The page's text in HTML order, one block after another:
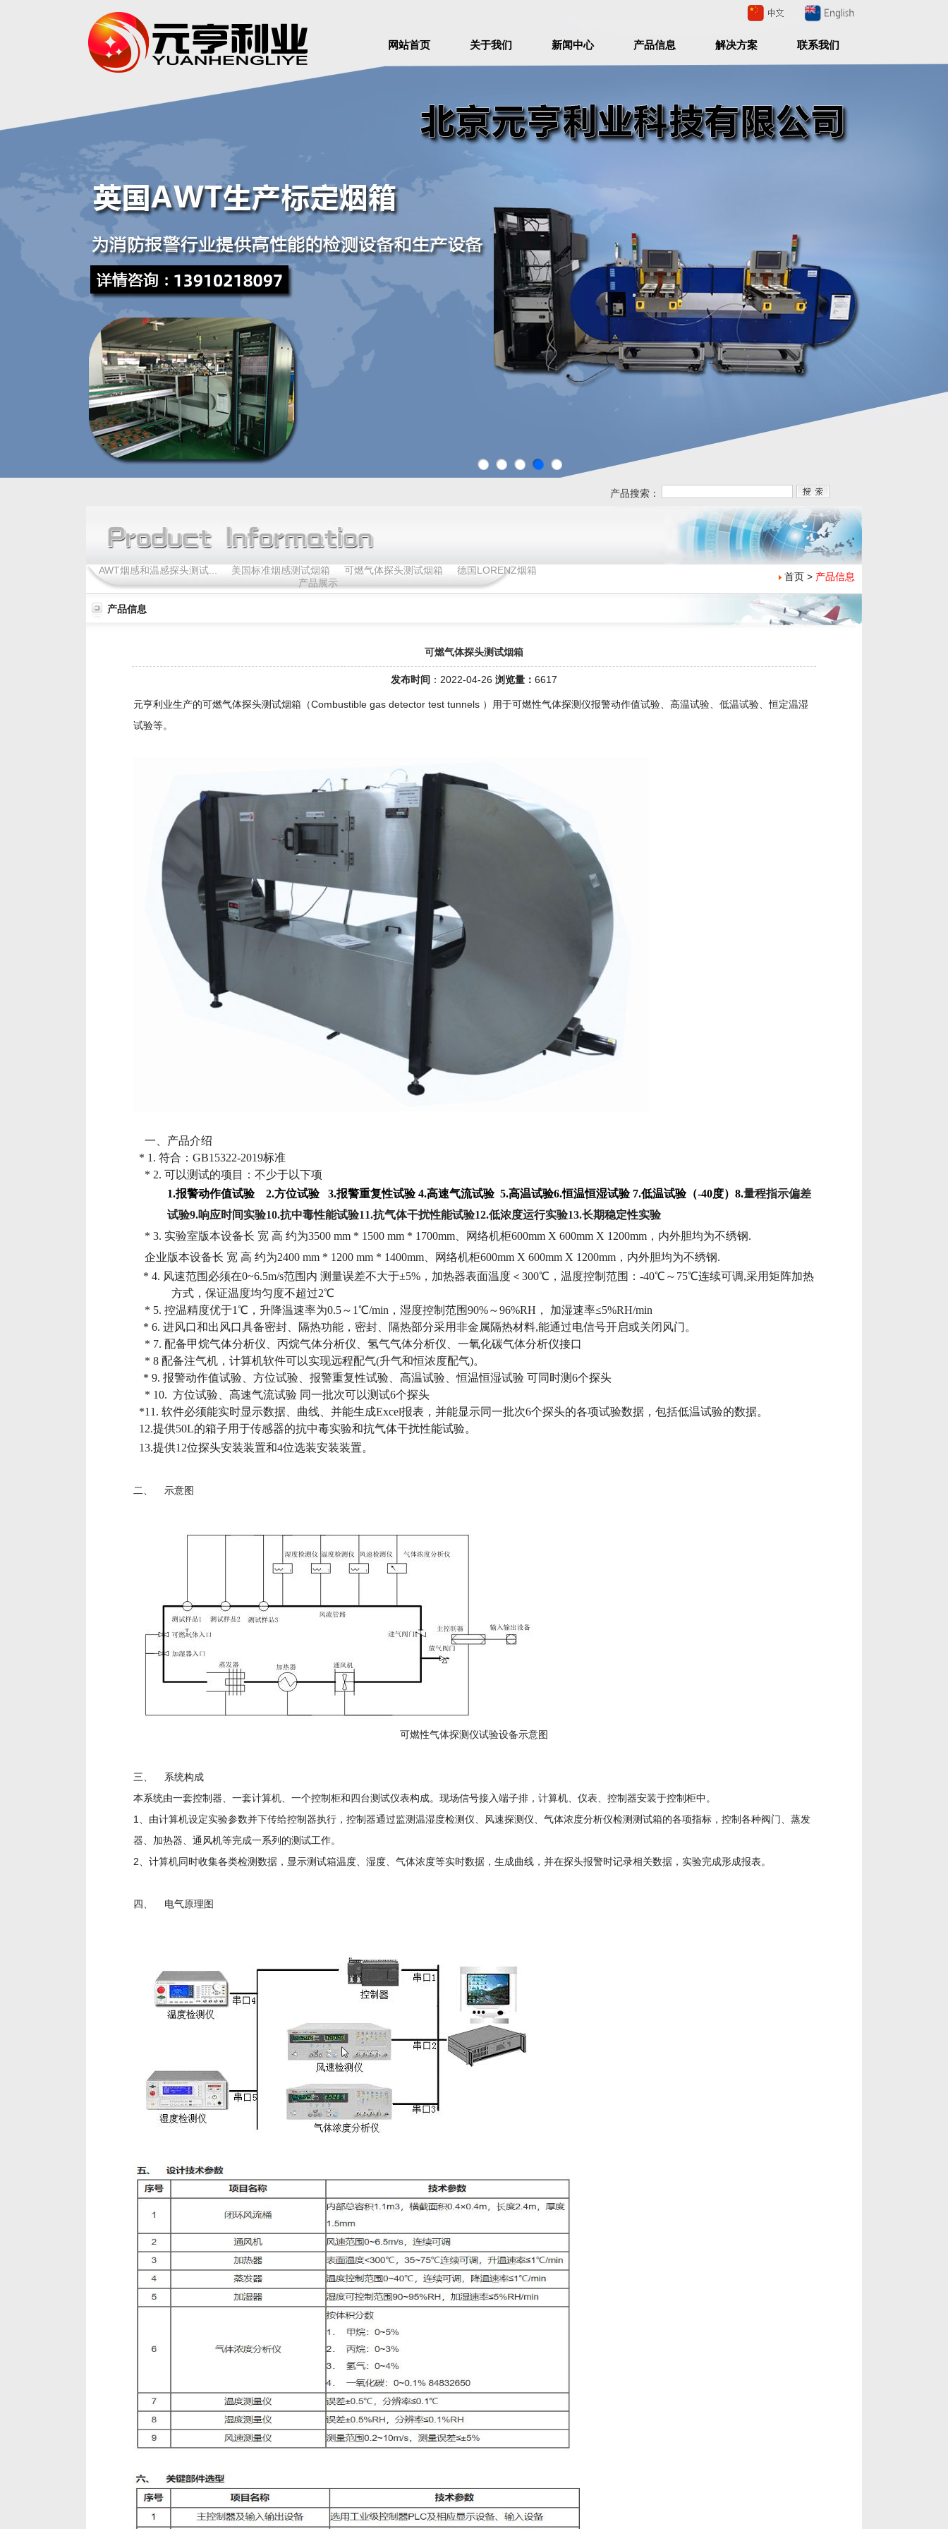
网站首页 关于我们 新闻中心 产品信息 解决方案 联系我们
产品搜索：
AWT烟感和温感探头测试... 美国标准烟感测试烟箱 可燃气体探头测试烟箱
德国LORENZ烟箱
产品展示
首页 > 产品信息
产品信息
可燃气体探头测试烟箱
发布时间 ：2022-04-26 浏览量： 6617
元亨利业生产的可燃气体探头测试烟箱（Combustible gas detector test tunnels ）用于可燃性气体探测仪报警动作值试验、高温试验、低温试验、恒定温湿
试验等。
一、产品介绍
* 1. 符合： GB15322-2019标准
* 2. 可以测试的项目：不少于以下项
1.报警动作值试验 2.方位试验 3.报警重复性试验4.高速气流试验 5.高温试验6.恒温恒湿试验7.低温试验（-40度） 8.量程指示偏差
试验9.响应时间实验10.抗中毒性能试验11.抗气体干扰性能试验12.低浓度运行实验13.长期稳定性实验
* 3. 实验室版本设备长 宽 高 约为3500 mm * 1500 mm * 1700mm 、网络机柜600mm X 600mm X 1200mm ，内外胆均为不绣钢.
企业版本设备长 宽 高 约为2400 mm * 1200 mm * 1400mm 、网络机柜600mm X 600mm X 1200mm ，内外胆均为不绣钢.
* 4. 风速范围必须在0~6.5m/s范围内 测量误差不大于±5% ，加热器表面温度＜ 300℃，温度控制范围： -40℃～ 75℃连续可调,采用矩阵加热
方式，保证温度均匀度不超过2℃
* 5. 控温精度优于1℃，升降温速率为0.5～ 1℃/min ，湿度控制范围90%～96%RH ， 加湿速率≤5%RH/min
* 6. 进风口和出风口具备密封、隔热功能，密封、隔热部分采用非金属隔热材料,能通过电信号开启或关闭风门。
* 7. 配备甲烷气体分析仪、丙烷气体分析仪、氢气气体分析仪、一氧化碳气体分析仪接口
* 8 配备注气机，计算机软件可以实现远程配气(升气和恒浓度配气)。
* 9. 报警动作值试验、方位试验、报警重复性试验、高温试验、恒温恒湿试验 可同时测6个探头
* 10. 方位试验、高速气流试验 同一批次可以测试6个探头
*11. 软件必须能实时显示数据、曲线、并能生成Excel报表，并能显示同一批次6个探头的各项试验数据，包括低温试验的数据。
12.提供50L的箱子用于传感器的抗中毒实验和抗气体干扰性能试验。
13.提供12位探头安装装置和4位选装安装装置。
二、 示意图
可燃性气体探测仪试验设备示意图
三、 系统构成
本系统由一套控制器、一套计算机、一个控制柜和四台测试仪表构成。现场信号接入端子排，计算机、仪表、控制器安装于控制柜中。
1、由计算机设定实验参数并下传给控制器执行，控制器通过监测温湿度检测仪、风速探测仪、气体浓度分析仪检测测试箱的各项指标，控制各种阀门、蒸发
器、加热器、通风机等完成一系列的测试工作。
2、计算机同时收集各类检测数据，显示测试箱温度、湿度、气体浓度等实时数据，生成曲线，并在探头报警时记录相关数据，实验完成形成报表。
四、 电气原理图